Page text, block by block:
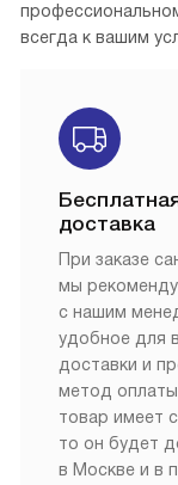
всегда к вашим
доставка
При заказе
мы
с нашим
удобное для
доставки и
метод
товар имеет
то он будет
в Москве и в